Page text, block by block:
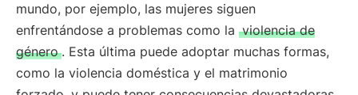
mundo, por ejemplo, las mujeres siguen
enfrentándose a problemas como la violencia de
género . Esta última puede adoptar muchas formas,
como la violencia doméstica y el matrimonio